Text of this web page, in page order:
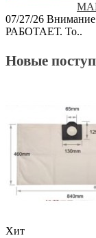
07/27/26
РАБОТАЕТ. То..
Новые
Хит